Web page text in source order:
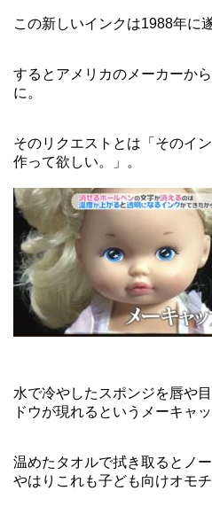
この新しいインクは1988年に
するとアメリカのメーカーか
に。
そのリクエストとは「そのイ
作って欲しい。」。
水で冷やしたスポンジを唇や
ドウが現れるというメーキャッ
温めたタオルで拭き取るとノ
やはりこれも子ども向けオモチ